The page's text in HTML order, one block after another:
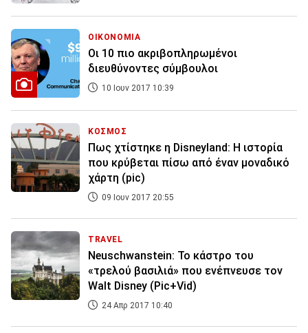
ΟΙΚΟΝΟΜΙΑ
Οι 10 πιο ακριβοπληρωμένοι
διευθύνοντες σύμβουλοι
10 Ιουν 2017 10:39
ΚΟΣΜΟΣ
Πως χτίστηκε η Disneyland: Η ιστορία
που κρύβεται πίσω από έναν μοναδικό
χάρτη (pic)
09 Ιουν 2017 20:55
TRAVEL
Neuschwanstein: Το κάστρο του
«τρελού βασιλιά» που ενέπνευσε τον
Walt Disney (Pic+Vid)
24 Απρ 2017 10:40